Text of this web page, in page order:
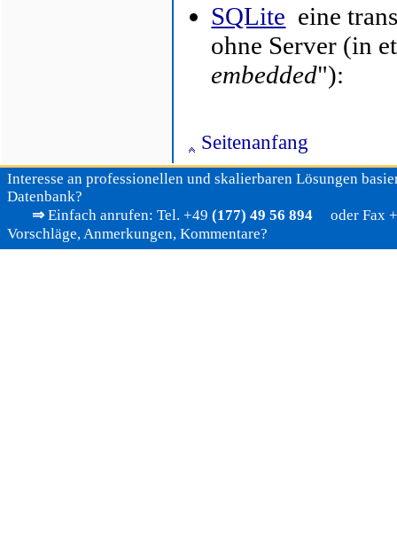
SQLite eine
ohne Server (in
embedded"):
Seitenanfang
Interesse an professionellen und skalierbaren Lösungen
Datenbank?
⇒Einfach anrufen: Tel. +49 (177) 49 56 894 oder Fax
Vorschläge, Anmerkungen, Kommentare?